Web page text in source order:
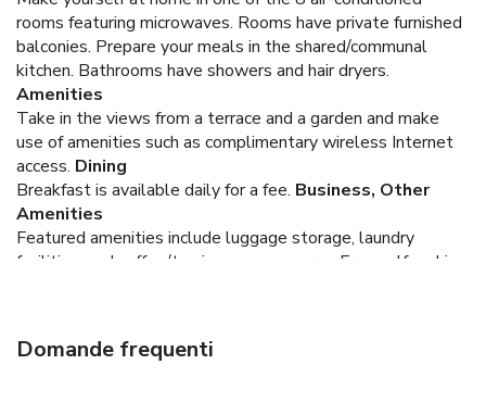
rooms featuring microwaves. Rooms have private furnished
balconies. Prepare your meals in the shared/communal
kitchen. Bathrooms have showers and hair dryers.
Amenities
Take in the views from a terrace and a garden and make
use of amenities such as complimentary wireless Internet
access. Dining
Breakfast is available daily for a fee. Business, Other
Amenities
Featured amenities include luggage storage, laundry
facilities, and coffee/tea in a common area. Free self parking
Domande frequenti